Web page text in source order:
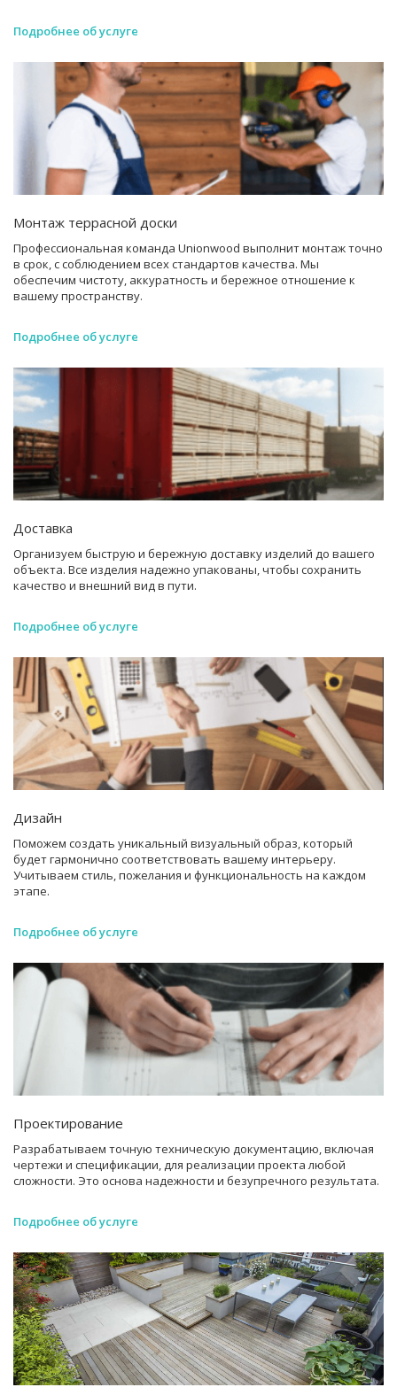
Подробнее об услуге
Монтаж террасной доски
Профессиональная команда Unionwood выполнит монтаж точно
в срок, с соблюдением всех стандартов качества. Мы
обеспечим чистоту, аккуратность и бережное отношение к
вашему пространству.
Подробнее об услуге
Доставка
Организуем быструю и бережную доставку изделий до вашего
объекта. Все изделия надежно упакованы, чтобы сохранить
качество и внешний вид в пути.
Подробнее об услуге
Дизайн
Поможем создать уникальный визуальный образ, который
будет гармонично соответствовать вашему интерьеру.
Учитываем стиль, пожелания и функциональность на каждом
этапе.
Подробнее об услуге
Проектирование
Разрабатываем точную техническую документацию, включая
чертежи и спецификации, для реализации проекта любой
сложности. Это основа надежности и безупречного результата.
Подробнее об услуге